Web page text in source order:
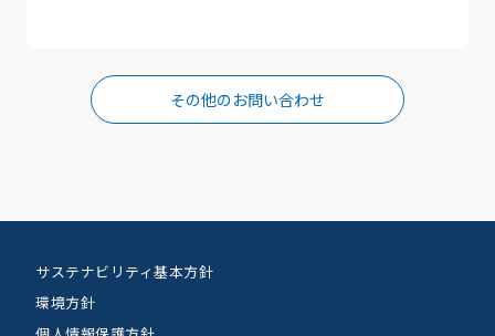
その他のお問い合わせ
サステナビリティ基本方針
環境方針